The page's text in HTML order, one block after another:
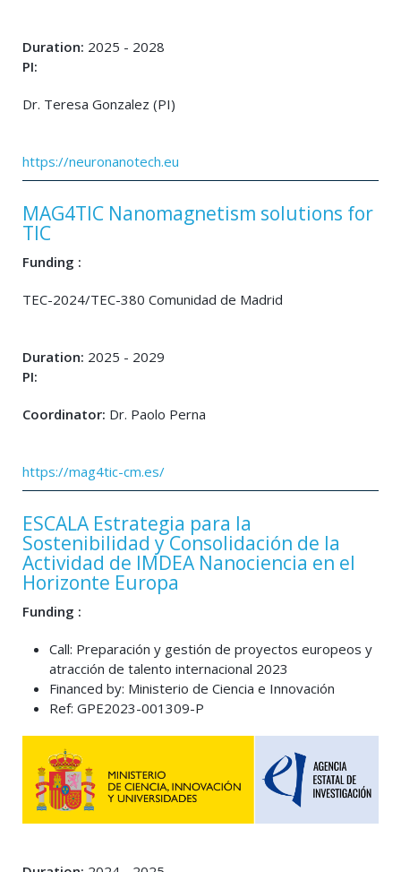
Duration: 2025 - 2028
PI:
Dr. Teresa Gonzalez (PI)
https://neuronanotech.eu
MAG4TIC Nanomagnetism solutions for
TIC
Funding :
TEC-2024/TEC-380 Comunidad de Madrid
Duration: 2025 - 2029
PI:
Coordinator: Dr. Paolo Perna
https://mag4tic-cm.es/
ESCALA Estrategia para la
Sostenibilidad y Consolidación de la
Actividad de IMDEA Nanociencia en el
Horizonte Europa
Funding :
Call: Preparación y gestión de proyectos europeos y
atracción de talento internacional 2023
Financed by: Ministerio de Ciencia e Innovación
Ref: GPE2023-001309-P